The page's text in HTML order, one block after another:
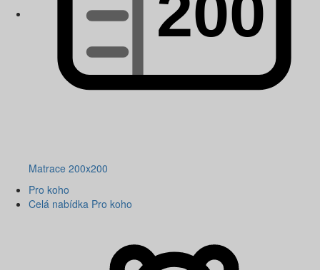
Matrace 200x200
Pro koho
Celá nabídka Pro koho